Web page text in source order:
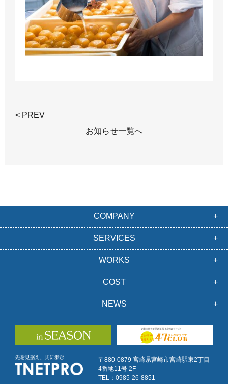
< PREV
お知らせ一覧へ
COMPANY
SERVICES
WORKS
COST
NEWS
〒880-0879 宮崎県宮崎市宮崎駅東2丁目
4番地11号 2F
TEL：0985-26-8851